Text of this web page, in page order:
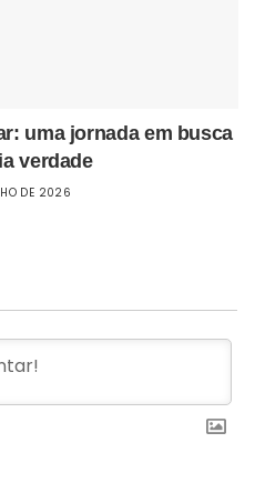
uma jornada em busca
verdade
DE 2026